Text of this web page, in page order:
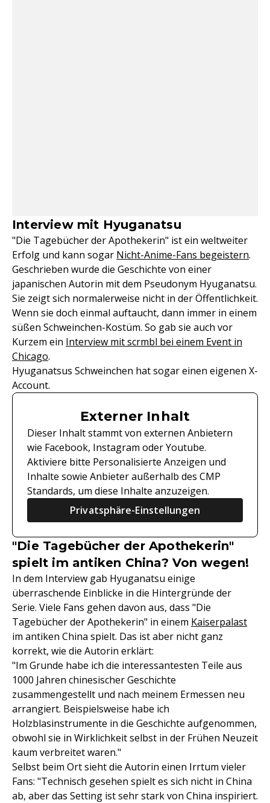
Interview mit Hyuganatsu
"Die Tagebücher der Apothekerin" ist ein weltweiter
Erfolg und kann sogar Nicht-Anime-Fans begeistern.
Geschrieben wurde die Geschichte von einer
japanischen Autorin mit dem Pseudonym Hyuganatsu.
Sie zeigt sich normalerweise nicht in der Öffentlichkeit.
Wenn sie doch einmal auftaucht, dann immer in einem
süßen Schweinchen-Kostüm. So gab sie auch vor
Kurzem ein Interview mit scrmbl bei einem Event in
Chicago.
Hyuganatsus Schweinchen hat sogar einen eigenen X-
Account.
Externer Inhalt
Dieser Inhalt stammt von externen Anbietern
wie Facebook, Instagram oder Youtube.
Aktiviere bitte Personalisierte Anzeigen und
Inhalte sowie Anbieter außerhalb des CMP
Standards, um diese Inhalte anzuzeigen.
Privatsphäre-Einstellungen
"Die Tagebücher der Apothekerin"
spielt im antiken China? Von wegen!
In dem Interview gab Hyuganatsu einige
überraschende Einblicke in die Hintergründe der
Serie. Viele Fans gehen davon aus, dass "Die
Tagebücher der Apothekerin" in einem Kaiserpalast
im antiken China spielt. Das ist aber nicht ganz
korrekt, wie die Autorin erklärt:
"Im Grunde habe ich die interessantesten Teile aus
1000 Jahren chinesischer Geschichte
zusammengestellt und nach meinem Ermessen neu
arrangiert. Beispielsweise habe ich
Holzblasinstrumente in die Geschichte aufgenommen,
obwohl sie in Wirklichkeit selbst in der Frühen Neuzeit
kaum verbreitet waren."
Selbst beim Ort sieht die Autorin einen Irrtum vieler
Fans: "Technisch gesehen spielt es sich nicht in China
ab, aber das Setting ist sehr stark von China inspiriert.